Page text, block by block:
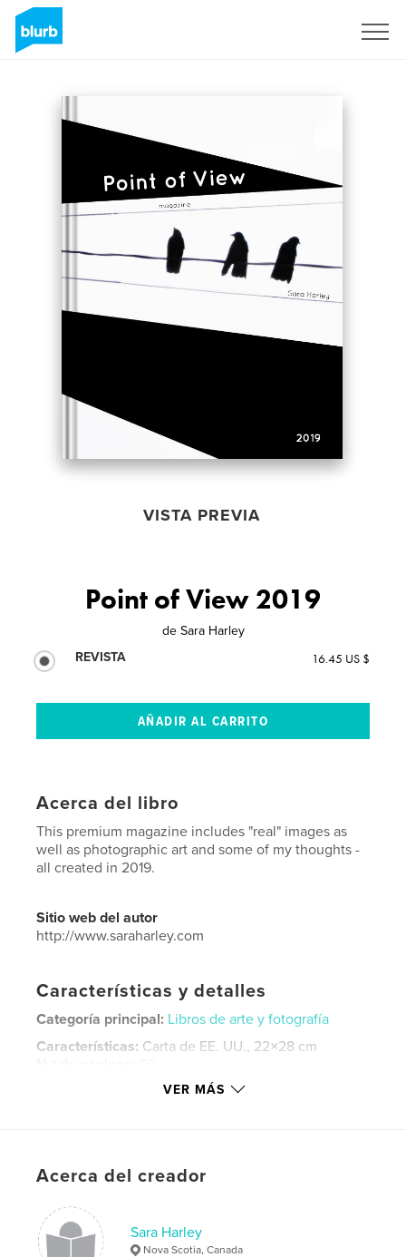
VISTA PREVIA
Point of View 2019
de Sara Harley
REVISTA
16.45 US $
Acerca del libro
This premium magazine includes "real" images as
well as photographic art and some of my thoughts -
all created in 2019.
Sitio web del autor
http://www.saraharley.com
Características y detalles
Categoría principal: Libros de arte y fotografía
Características: Carta de EE. UU., 22×28 cm
Fecha de publicación:nov. 09, 2019
photography , magazine
SharleyStudio
VER MÁS
Acerca del creador
Sara Harley
Nova Scotia, Canada